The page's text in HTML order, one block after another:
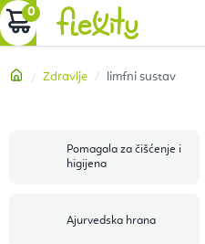
Preskoči
na
KOŠARICA
Početna
Zdravlje limfni sustav
Pomagala za čišćenje i
higijena
Ajurvedska hrana